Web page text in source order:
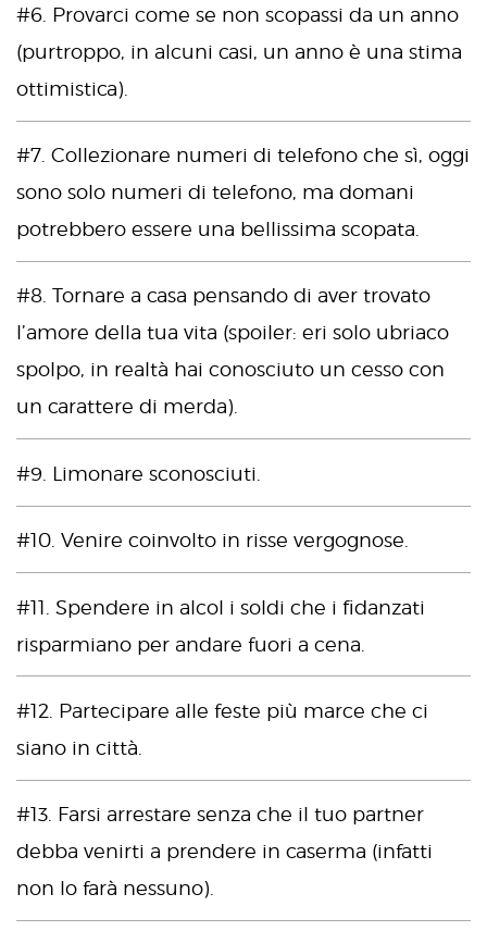
#6. Provarci come se non scopassi da un anno
(purtroppo, in alcuni casi, un anno è una stima
ottimistica).
#7. Collezionare numeri di telefono che sì, oggi
sono solo numeri di telefono, ma domani
potrebbero essere una bellissima scopata.
#8. Tornare a casa pensando di aver trovato
l’amore della tua vita (spoiler: eri solo ubriaco
spolpo, in realtà hai conosciuto un cesso con
un carattere di merda).
#9. Limonare sconosciuti.
#10. Venire coinvolto in risse vergognose.
#11. Spendere in alcol i soldi che i fidanzati
risparmiano per andare fuori a cena.
#12. Partecipare alle feste più marce che ci
siano in città.
#13. Farsi arrestare senza che il tuo partner
debba venirti a prendere in caserma (infatti
non lo farà nessuno).